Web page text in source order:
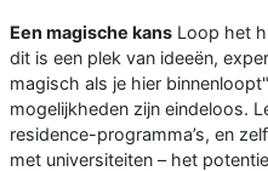
Een magische kans Loop het
dit is een plek van ideeën,
magisch als je hier
mogelijkheden zijn eindeloos.
residence-programma’s, en
met universiteiten – het